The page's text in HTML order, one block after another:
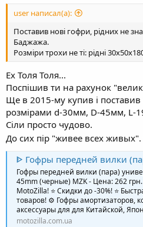
user написал(а):
Поставив нові гофри, рідних не
Баджажа.
Розміри трохи не ті: рідні
Ех Толя Толя...
Поспішив ти на рахунок
Ще в 2015-му купив і поставив
розмірами d-30мм, D-45мм, L-
Сіли просто чудово.
До сих пір "живее всех живых".
ᐈ Гофры передней вилки (пара) универсальные L-190mm, d-30mm, D-45mm (черные) MZK 2026 г. выпуска
Гофры передней вилки (пара)
45mm (черные) MZK - Цена: 262
MotoZilla! ⭐ Скидки до -30%! ⭐
товаров! ⚙️ Гофры амортизаторов,
аксессуары для для Китайской,
motozilla.com.ua